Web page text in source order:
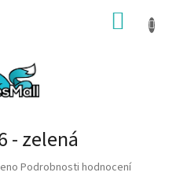
- zelená
Podrobnosti hodnocení